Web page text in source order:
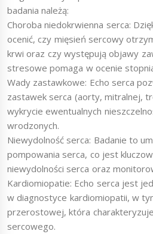
badania należą:
Choroba niedokrwienna serca:
ocenić, czy mięsień sercowy
krwi oraz czy występują objawy
stresowe pomaga w ocenie
Wady zastawkowe: Echo serca
zastawek serca (aorty, mitralnej,
wykrycie ewentualnych
wrodzonych.
Niewydolność serca: Badanie to
pompowania serca, co jest
niewydolności serca oraz
Kardiomiopatie: Echo serca jest
w diagnostyce kardiomiopatii, w
przerostowej, która
sercowego.